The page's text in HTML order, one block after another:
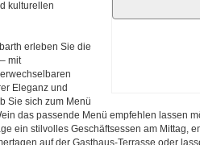
kulturellen
erleben Sie die
mit
Eleganz und
Sie sich zum Menü
das passende Menü empfehlen lassen
ein stilvolles Geschäftsessen am Mittag,
auf der Gasthaus-Terrasse oder